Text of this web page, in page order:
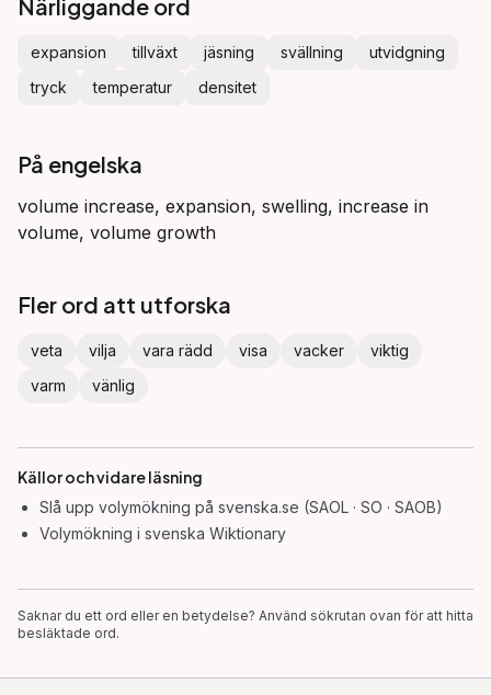
Närliggande ord
expansion tillväxt jäsning svällning
utvidgning
tryck
temperatur densitet
På engelska
volume increase, expansion, swelling, increase in
volume, volume growth
Fler ord att utforska
veta vilja vara rädd visa vacker
viktig
varm
vänlig
Källor och vidare läsning
Slå upp volymökning på svenska.se (SAOL · SO · SAOB)
Volymökning i svenska Wiktionary
Saknar du ett ord eller en betydelse? Använd sökrutan ovan för att hitta
besläktade ord.